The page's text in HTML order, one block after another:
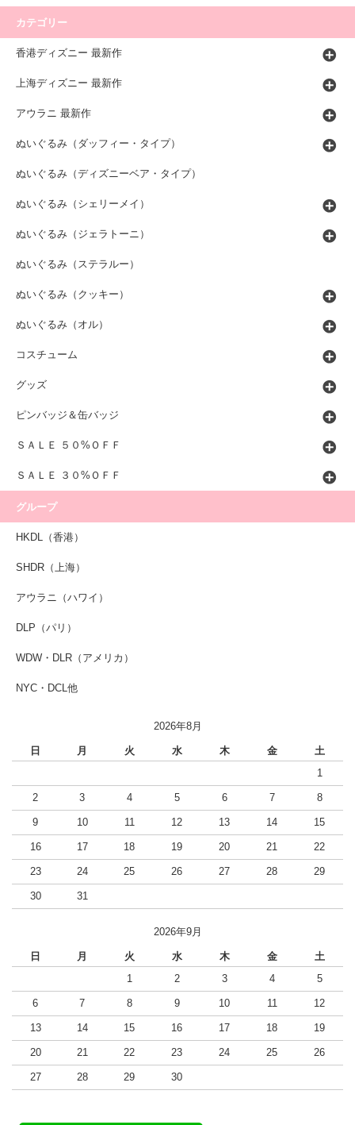
カテゴリー
香港ディズニー 最新作
上海ディズニー 最新作
アウラニ 最新作
ぬいぐるみ（ダッフィー・タイプ）
ぬいぐるみ（ディズニーベア・タイプ）
ぬいぐるみ（シェリーメイ）
ぬいぐるみ（ジェラトーニ）
ぬいぐるみ（ステラルー）
ぬいぐるみ（クッキー）
ぬいぐるみ（オル）
コスチューム
グッズ
ピンバッジ＆缶バッジ
ＳＡＬＥ ５０%ＯＦＦ
ＳＡＬＥ ３０%ＯＦＦ
グループ
HKDL（香港）
SHDR（上海）
アウラニ（ハワイ）
DLP（パリ）
WDW・DLR（アメリカ）
NYC・DCL他
2026年8月
日 月 火 水 木 金
土
1
2 3 4 5 6 7 8
9 10 11 12 13 14 15
16 17 18 19 20 21 22
23 24 25 26 27 28 29
30 31
2026年9月
日 月 火 水 木 金
土
1
2 3 4 5
6 7 8 9 10 11 12
13 14 15 16 17 18 19
20 21 22 23 24 25 26
27 28 29 30